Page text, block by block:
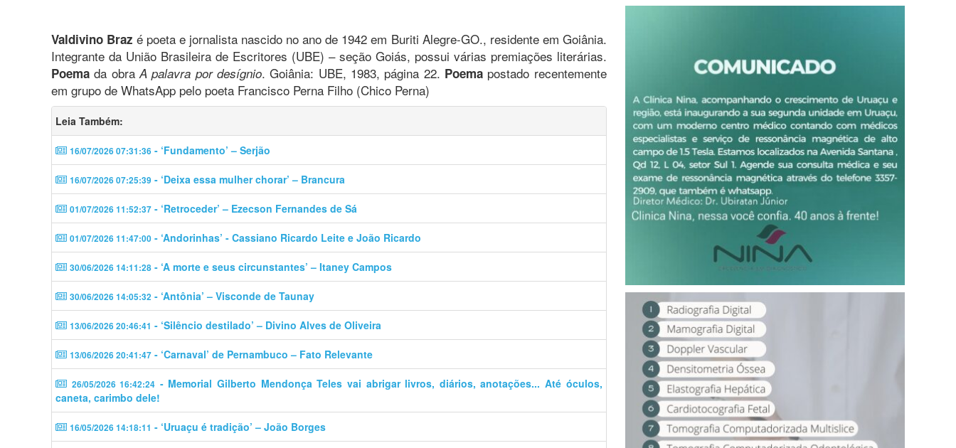
Valdivino Braz é poeta e jornalista nascido no ano de 1942 em Buriti Alegre-GO., residente em Goiânia.
Integrante da União Brasileira de Escritores (UBE) – seção Goiás, possui várias premiações literárias.
Poema da obraA palavra por desígnio. Goiânia: UBE, 1983, página 22. Poema postado recentemente
em grupo de WhatsApp pelo poeta Francisco Perna Filho (Chico Perna)
Leia Também:
16/07/2026 07:31:36 - ‘Fundamento’ – Serjão
16/07/2026 07:25:39 - ‘Deixa essa mulher chorar’ – Brancura
01/07/2026 11:52:37 - ‘Retroceder’ – Ezecson Fernandes de Sá
01/07/2026 11:47:00 - ‘Andorinhas’ - Cassiano Ricardo Leite e João Ricardo
30/06/2026 14:11:28 - ‘A morte e seus circunstantes’ – Itaney Campos
30/06/2026 14:05:32 - ‘Antônia’ – Visconde de Taunay
13/06/2026 20:46:41 - ‘Silêncio destilado’ – Divino Alves de Oliveira
13/06/2026 20:41:47 - ‘Carnaval’ de Pernambuco – Fato Relevante
26/05/2026 16:42:24 - Memorial Gilberto Mendonça Teles vai abrigar livros, diários, anotações... Até óculos,
caneta, carimbo dele!
16/05/2026 14:18:11 - ‘Uruaçu é tradição’ – João Borges